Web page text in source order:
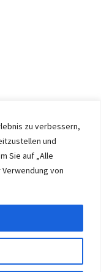
zu verbessern,
und
Sie auf „Alle
von
of the ERUON